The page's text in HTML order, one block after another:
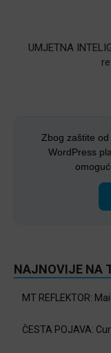
UMJETNA
Zbog zaštite
WordPress
NAJNOVIJE NA
MT REFLEKTOR:
ČESTA POJAVA: